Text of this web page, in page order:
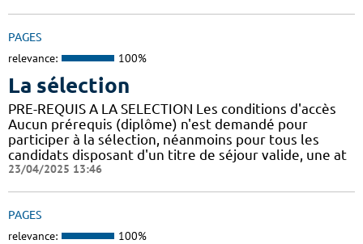
PAGES
relevance: 100%
La sélection
PRE-REQUIS A LA SELECTION Les conditions d'accès
Aucun prérequis (diplôme) n'est demandé pour
participer à la sélection, néanmoins pour tous les
candidats disposant d'un titre de séjour valide, une at
23/04/2025 13:46
PAGES
relevance: 100%